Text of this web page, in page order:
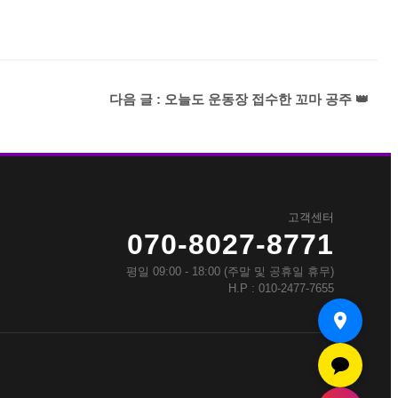
다음 글 : 오늘도 운동장 접수한 꼬마 공주 👑
고객센터
070-8027-8771
평일 09:00 - 18:00 (주말 및 공휴일 휴무)
H.P : 010-2477-7655